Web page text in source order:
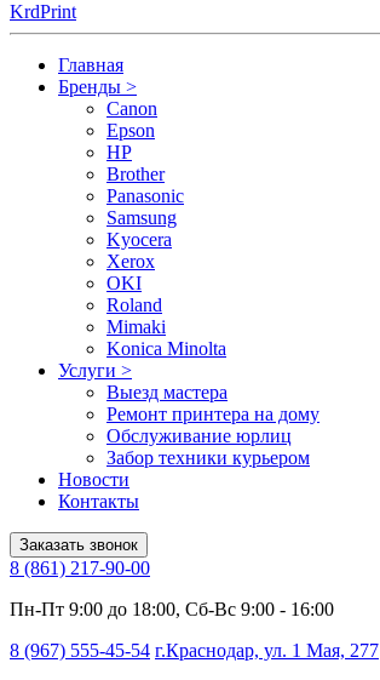
KrdPrint
Главная
Бренды >
Canon
Epson
HP
Brother
Panasonic
Samsung
Kyocera
Xerox
OKI
Roland
Mimaki
Konica Minolta
Услуги >
Выезд мастера
Ремонт принтера на дому
Обслуживание юрлиц
Забор техники курьером
Новости
Контакты
Заказать звонок
8 (861) 217-90-00
Пн-Пт 9:00 до 18:00, Сб-Вс 9:00 - 16:00
8 (967) 555-45-54 г.Краснодар, ул. 1 Мая, 277